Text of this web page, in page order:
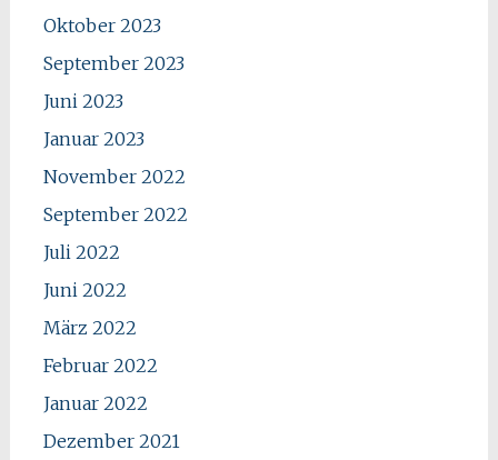
Oktober 2023
September 2023
Juni 2023
Januar 2023
November 2022
September 2022
Juli 2022
Juni 2022
März 2022
Februar 2022
Januar 2022
Dezember 2021